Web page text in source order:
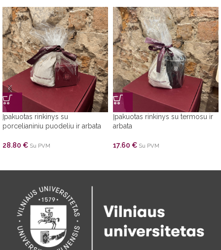
Įpakuotas rinkinys su
porcelianiniu puodeliu ir arbata
28.80 € Su PVM
Įpakuotas rinkinys su termosu ir
arbata
17.60 € Su PVM